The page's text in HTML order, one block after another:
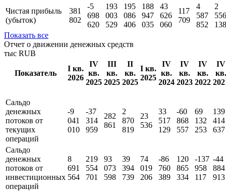
Чистая прибыль
(убыток)
381
802
-5
698
620
193
003
529
195
086
406
188
947
035
43
626
060
117
709
4
587
852
2
556
138
Показать все
Отчет о движении денежных средств
тыс RUB
Показатель
I кв.
2026
IV
кв.
2025
III
кв.
2025
II
кв.
2025
I кв.
2025
IV
кв.
2024
IV
кв.
2023
IV
кв.
2022
IV
кв.
Сальдо
денежных
потоков от
текущих
операций
-9
041
010
-37
314
959
282
861
2
870
819
23
536
33
517
129
-60
868
557
69
132
253
139
414
637
Сальдо
денежных
потоков от
инвестиционных
операций
8
691
564
219
554
701
93
073
598
39
394
739
74
019
206
-86
760
389
120
865
334
-137
958
117
-44
884
913